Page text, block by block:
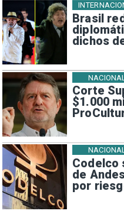
Brasil
dichos
Corte
$1.000
NACIONAL
Codelco
de
por